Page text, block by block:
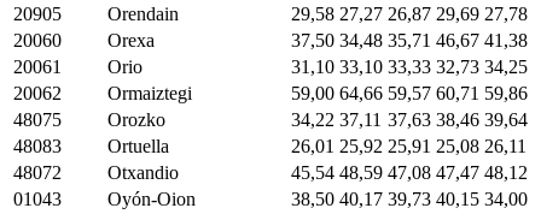
20905
Orendain 29,58 27,27 26,87 29,69 27,78
20060
Orexa 37,50 34,48 35,71 46,67 41,38
20061
Orio 31,10 33,10 33,33 32,73 34,25
20062
Ormaiztegi 59,00 64,66 59,57 60,71 59,86
48075
Orozko 34,22 37,11 37,63 38,46 39,64
48083
Ortuella 26,01 25,92 25,91 25,08 26,11
48072
Otxandio 45,54 48,59 47,08 47,47 48,12
01043
Oyón-Oion 38,50 40,17 39,73 40,15 34,00